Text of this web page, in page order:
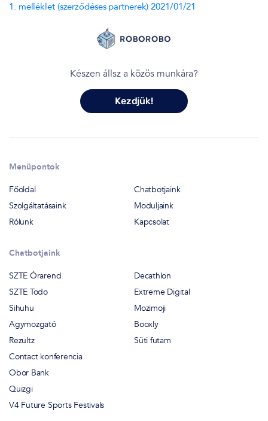
1. melléklet (szerződéses partnerek) 2021/01/21
Készen állsz a közös munkára?
Kezdjük!
Menüpontok
Főoldal
Szolgáltatásaink
Rólunk
Chatbotjaink
Moduljaink
Kapcsolat
Chatbotjaink
SZTE Órarend
SZTE Todo
Sihuhu
Agymozgató
Rezultz
Decathlon
Extreme Digital
Mozimoji
Booxly
Süti futam
Contact konferencia
Obor Bank
Quizgi
V4 Future Sports Festivals